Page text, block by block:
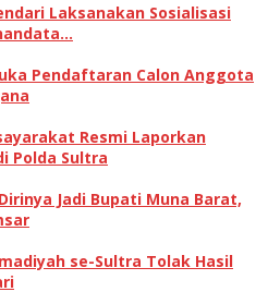
Laksanakan Sosialisasi
Pendaftaran Calon Anggota
Resmi Laporkan
Polda Sultra
Jadi Bupati Muna Barat,
se-Sultra Tolak Hasil